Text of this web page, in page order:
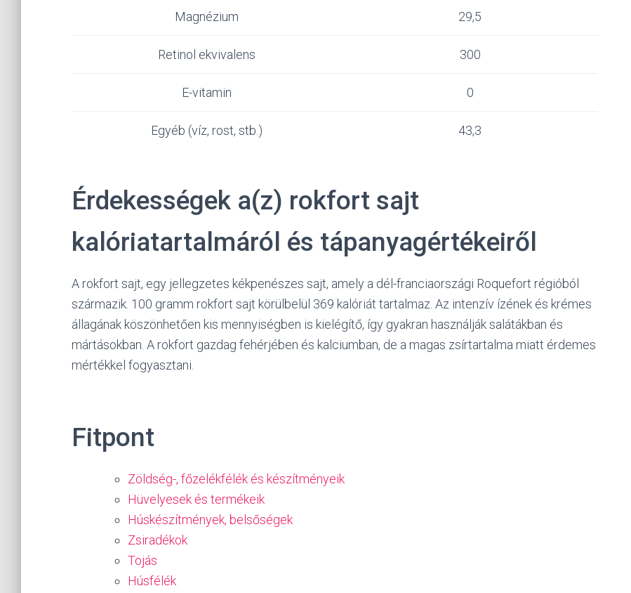
Magnézium 29,5
Retinol ekvivalens 300
E-vitamin 0
Egyéb (víz, rost, stb.) 43,3
Érdekességek a(z) rokfort sajt
kalóriatartalmáról és tápanyagértékeiről
A rokfort sajt, egy jellegzetes kékpenészes sajt, amely a dél-franciaországi Roquefort régióból
származik. 100 gramm rokfort sajt körülbelül 369 kalóriát tartalmaz. Az intenzív ízének és krémes
állagának köszönhetően kis mennyiségben is kielégítő, így gyakran használják salátákban és
mártásokban. A rokfort gazdag fehérjében és kalciumban, de a magas zsírtartalma miatt érdemes
mértékkel fogyasztani.
Fitpont
Zöldség-, főzelékfélék és készítményeik
Hüvelyesek és termékeik
Húskészítmények, belsőségek
Zsiradékok
Tojás
Húsfélék